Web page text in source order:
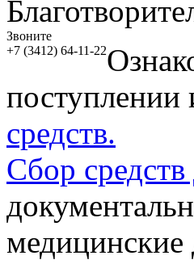
Звоните
+7 (3412) 64-11-22
поступлении
средств.
Сбор
медицинские